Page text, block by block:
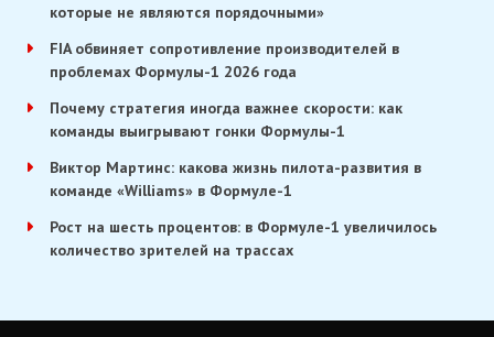
которые не являются порядочными»
FIA обвиняет сопротивление производителей в
проблемах Формулы-1 2026 года
Почему стратегия иногда важнее скорости: как
команды выигрывают гонки Формулы-1
Виктор Мартинс: какова жизнь пилота-развития в
команде «Williams» в Формуле-1
Рост на шесть процентов: в Формуле-1 увеличилось
количество зрителей на трассах